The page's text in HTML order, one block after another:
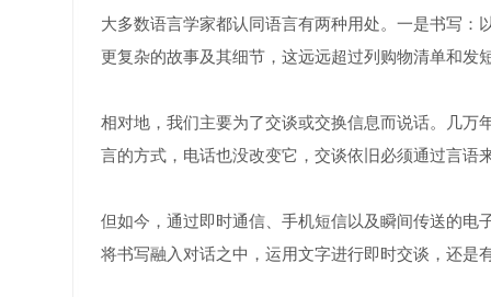
大多数语言学家都认同语言有两种用处。一是书写
更复杂的故事及其细节，这远远超过列购物清单和发
相对地，我们主要为了交谈或交换信息而说话。几万
言的方式，电话也没改变它，交谈依旧必须通过言语
但如今，通过即时通信、手机短信以及瞬间传送的电
将书写融入对话之中，运用文字进行即时交谈，还是